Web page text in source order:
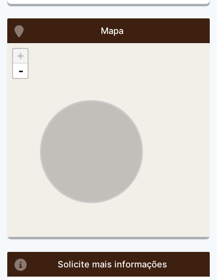
Mapa
+
-
Solicite mais informações